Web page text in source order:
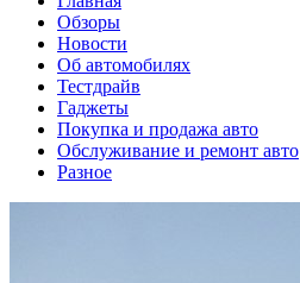
Обзоры
Новости
Об автомобилях
Тестдрайв
Гаджеты
Покупка и продажа авто
Обслуживание и ремонт авто
Разное